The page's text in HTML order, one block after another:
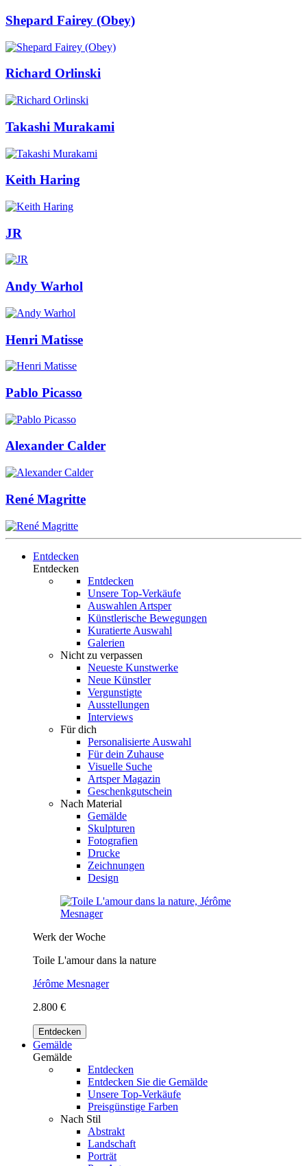
Shepard Fairey (Obey)
Richard Orlinski
Takashi Murakami
Keith Haring
JR
Andy Warhol
Henri Matisse
Pablo Picasso
Alexander Calder
René Magritte
Entdecken
Entdecken
Entdecken
Unsere Top-Verkäufe
Auswahlen Artsper
Künstlerische Bewegungen
Kuratierte Auswahl
Galerien
Nicht zu verpassen
Neueste Kunstwerke
Neue Künstler
Vergunstigte
Ausstellungen
Interviews
Für dich
Personalisierte Auswahl
Für dein Zuhause
Visuelle Suche
Artsper Magazin
Geschenkgutschein
Nach Material
Gemälde
Skulpturen
Fotografien
Drucke
Zeichnungen
Design
Werk der Woche
Toile L'amour dans la nature
Jérôme Mesnager
2.800 €
Entdecken
Gemälde
Gemälde
Entdecken
Entdecken Sie die Gemälde
Unsere Top-Verkäufe
Preisgünstige Farben
Nach Stil
Abstrakt
Landschaft
Porträt